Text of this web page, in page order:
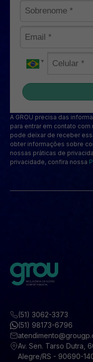
A GROU precisa das
para entrar em contato
pode deixar de receber
obter informações sobre
nossas práticas de
privacidade, confira nossa
(51) 3062-3373
(51) 98173-6796
Av. Sen. Tarso Dutra,
Alegre/RS - 90690-